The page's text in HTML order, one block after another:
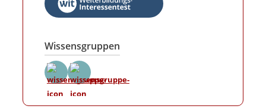
Wissensgruppen